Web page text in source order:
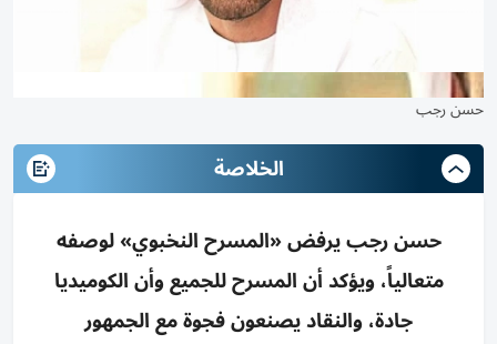
حسن رجب
الخلاصة
حسن رجب يرفض «المسرح النخبوي» لوصفه
متعالياً، ويؤكد أن المسرح للجميع وأن الكوميديا
جادة، والنقاد يصنعون فجوة مع الجمهور